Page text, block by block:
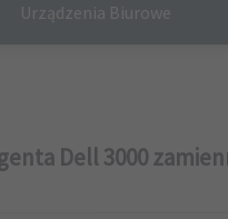
Urządzenia Biurowe
Dell 3000